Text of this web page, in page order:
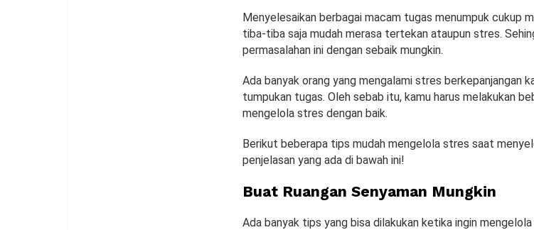
Menyelesaikan berbagai macam tugas menumpuk cukup
tiba-tiba saja mudah merasa tertekan ataupun stres.
permasalahan ini dengan sebaik mungkin.
Ada banyak orang yang mengalami stres berkepanjangan
tumpukan tugas. Oleh sebab itu, kamu harus melakukan
mengelola stres dengan baik.
Berikut beberapa tips mudah mengelola stres saat
penjelasan yang ada di bawah ini!
Buat Ruangan Senyaman Mungkin
Ada banyak tips yang bisa dilakukan ketika ingin